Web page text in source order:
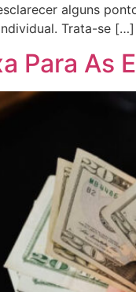
alguns
Trata-se […]
Para As